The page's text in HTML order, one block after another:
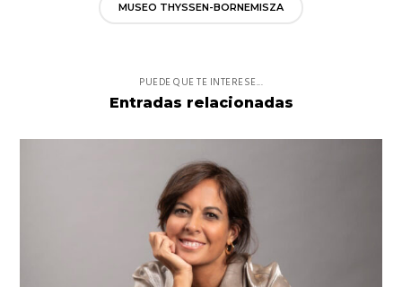
MUSEO THYSSEN-BORNEMISZA
PUEDE QUE TE INTERESE...
Entradas relacionadas